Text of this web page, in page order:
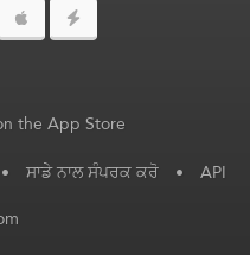
• ਸਾਡੇ ਨਾਲ ਸੰਪਰਕ ਕਰੋ • API